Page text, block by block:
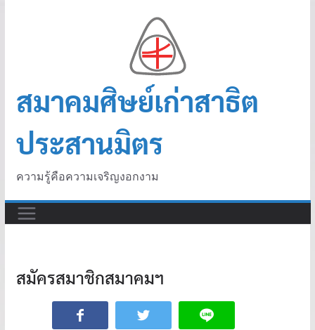
สมาคมศิษย์เก่าสาธิต
ประสานมิตร
ความรู้คือความเจริญงอกงาม
สมัครสมาชิกสมาคมฯ